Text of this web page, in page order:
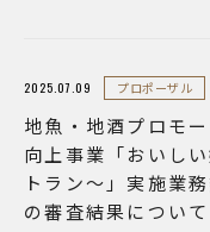
2025.07.09 プロポーザル
地魚・地酒プロモ
向上事業「おいし
トラン～」実施業
の審査結果について